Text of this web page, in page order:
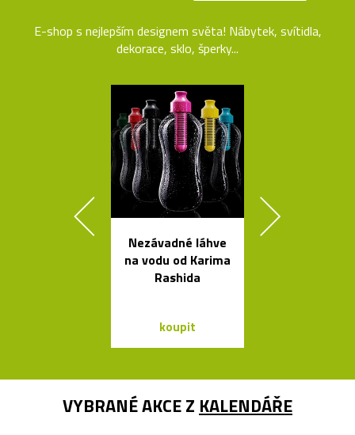
E-shop s nejlepším designem světa! Nábytek, svítidla,
dekorace, sklo, šperky...
Nezávadné láhve
na vodu od Karima
Rashida
koupit
VYBRANÉ AKCE Z KALENDÁŘE